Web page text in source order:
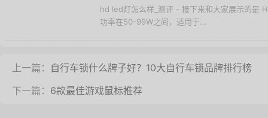
hd led灯怎么样_测评 - 接下来和大家展示的是
功率在50-99W之间，适用于...
上一篇： 自行车锁什么牌子好？10大自行车锁品牌排行榜
下一篇： 6款最佳游戏鼠标推荐